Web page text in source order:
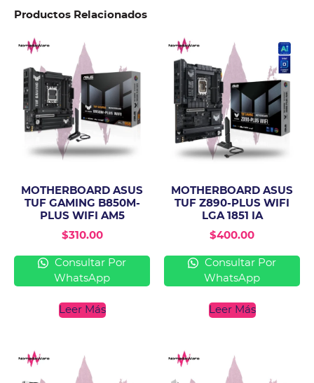
Productos Relacionados
MOTHERBOARD ASUS
TUF GAMING B850M-
PLUS WIFI AM5
$310.00
Consultar Por
WhatsApp
Leer Más
MOTHERBOARD ASUS
TUF Z890-PLUS WIFI
LGA 1851 IA
$400.00
Consultar Por
WhatsApp
Leer Más